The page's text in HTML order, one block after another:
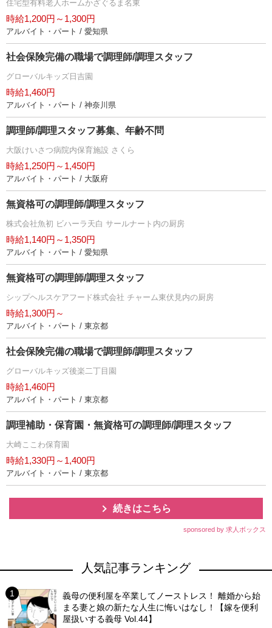
住宅型有料老人ホームかざぐるま名東
時給1,200円～1,300円
アルバイト・パート / 愛知県
社会保険完備の職場で調理師/調理スタッフ
グローバルキッズ日吉園
時給1,460円
アルバイト・パート / 神奈川県
調理師/調理スタッフ募集、年齢不問
大阪けいさつ病院内保育施設 さくら
時給1,250円～1,450円
アルバイト・パート / 大阪府
無資格可の調理師/調理スタッフ
株式会社魚初 ビハーラ天白 サールナート内の厨房
時給1,140円～1,350円
アルバイト・パート / 愛知県
無資格可の調理師/調理スタッフ
シップヘルスケアフード株式会社 チャーム東伏見内の厨房
時給1,300円～
アルバイト・パート / 東京都
社会保険完備の職場で調理師/調理スタッフ
グローバルキッズ後楽二丁目園
時給1,460円
アルバイト・パート / 東京都
調理補助・保育園・無資格可の調理師/調理スタッフ
大崎ここわ保育園
時給1,330円～1,400円
アルバイト・パート / 東京都
続きはこちら
sponsored by 求人ボックス
人気記事ランキング
義母の便利屋を卒業してノーストレス！ 離婚から始
まる妻と娘の新たな人生に悔いはなし！【嫁を便利
屋扱いする義母 Vol.44】